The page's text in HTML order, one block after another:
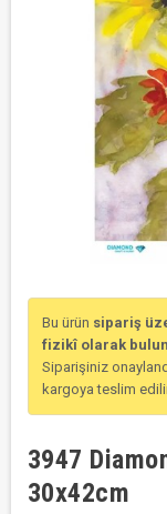
Bu ürün sipariş
fizikî olarak
Siparişiniz
kargoya teslim
3947
30x42cm